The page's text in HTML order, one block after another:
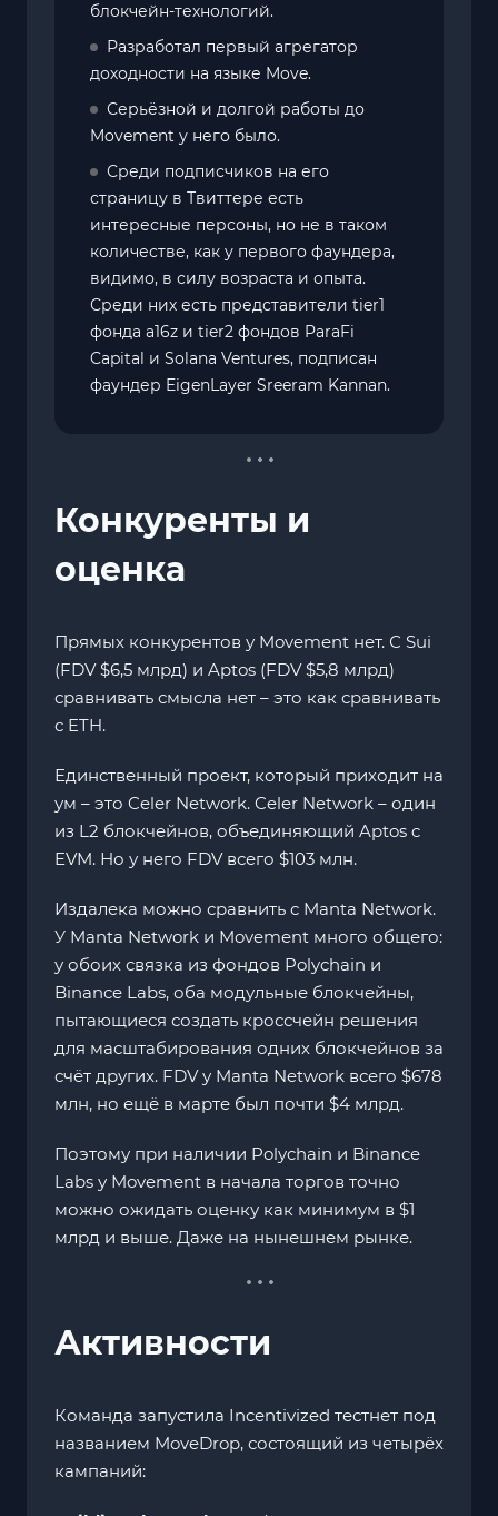
блокчейн-технологий.
Разработал первый агрегатор
доходности на языке Move.
Серьёзной и долгой работы до
Movement у него было.
Среди подписчиков на его
страницу в Твиттере есть
интересные персоны, но не в таком
количестве, как у первого фаундера,
видимо, в силу возраста и опыта.
Среди них есть представители tier1
фонда a16z и tier2 фондов ParaFi
Capital и Solana Ventures, подписан
фаундер EigenLayer Sreeram Kannan.
Конкуренты и
оценка
Прямых конкурентов у Movement нет. С Sui
(FDV $6,5 млрд) и Aptos (FDV $5,8 млрд)
сравнивать смысла нет – это как сравнивать
с ETH.
Единственный проект, который приходит на
ум – это Celer Network. Celer Network – один
из L2 блокчейнов, объединяющий Aptos c
EVM. Но у него FDV всего $103 млн.
Издалека можно сравнить с Manta Network.
У Manta Network и Movement много общего:
у обоих связка из фондов Polychain и
Binance Labs, оба модульные блокчейны,
пытающиеся создать кроссчейн решения
для масштабирования одних блокчейнов за
счёт других. FDV у Manta Network всего $678
млн, но ещё в марте был почти $4 млрд.
Поэтому при наличии Polychain и Binance
Labs у Movement в начала торгов точно
можно ожидать оценку как минимум в $1
млрд и выше. Даже на нынешнем рынке.
Активности
Команда запустила Incentivized тестнет под
названием MoveDrop, состоящий из четырёх
кампаний: